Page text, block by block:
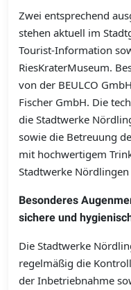
Zwei entsprechend
stehen aktuell im
Tourist-Information
RiesKraterMuseum.
von der BEULCO
Fischer GmbH. Die
die Stadtwerke
sowie die Betreuung
mit hochwertigem
Stadtwerke
Besonderes
sichere und
Die Stadtwerke
regelmäßig die
der Inbetriebnahme